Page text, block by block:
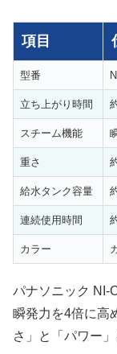
項目
型番
立ち上がり時間
スチーム機能
重さ
給水タンク容量
連続使用時間
カラー
パナソニック NI-
瞬発力を4倍に高
さ」と「パワー